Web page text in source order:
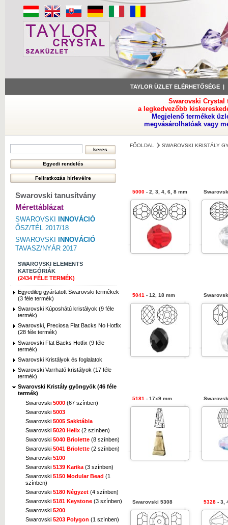
TAYLOR ÜZLET ELÉRHETŐSÉGE
Swarovski Crystal
a legkedvezőbb
Megjelenő termékek
megvásárolhatóak vagy
Swarovski tanusítvány
Mérettáblázat
SWAROVSKI
INNOVÁCIÓ
ŐSZ/TÉL 2017/18
SWAROVSKI
INNOVÁCIÓ
TAVASZ/NYÁR 2017
SWAROVSKI ELEMENTS
KATEGÓRIÁK
(2434 FÉLE TERMÉK)
Egyedileg gyártatott Swarovski termékek
(3 féle termék)
Swarovski Kúposhátú kristályok (9 féle
termék)
Swarovski, Preciosa Flat Backs No Hotfix
(28 féle termék)
Swarovski Flat Backs Hotfix (9 féle
termék)
Swarovski Kristályok és foglalatok
Swarovski Varrható kristályok (17 féle
termék)
Swarovski Kristály gyöngyök (46 féle
termék)
Swarovski 5000 (67 színben)
Swarovski 5003
Swarovski 5005 Sakktábla
Swarovski 5020 Helix (2 színben)
Swarovski 5040 Briolette (8 színben)
Swarovski 5041 Briolette (2 színben)
Swarovski 5100
Swarovski 5139 Karika (3 színben)
Swarovski 5150 Modular Bead (1
színben)
Swarovski 5180 Négyzet (4 színben)
Swarovski 5181 Keystone (3 színben)
Swarovski 5200
Swarovski 5203 Polygon (1 színben)
FŐOLDAL SWAROVSKI KRISTÁLY
5000 - 2, 3, 4, 6, 8 mm
5041 - 12, 18 mm
5181 - 17x9 mm
Swarovski 5308 5328 - 3,